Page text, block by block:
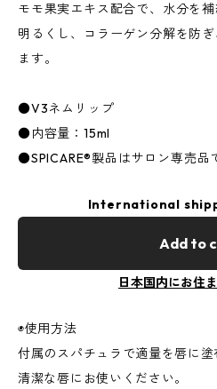
モモ果実エキス配合で、水分を
明るくし、コラーゲン分解を防
ます。
●V3ネムリップ
●内容量：15ml
●SPICARE®製品はサロン専売品
International
Add to
日本国内にお住
◉使用方法
付属のスパチュラで適量を唇に塗
清潔な唇にお使いください。